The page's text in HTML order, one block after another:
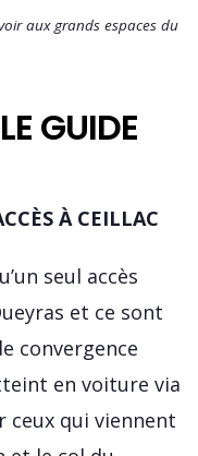
aux grands espaces du
GUIDE
À CEILLAC
seul accès
et ce sont
convergence
en voiture via
ceux qui viennent